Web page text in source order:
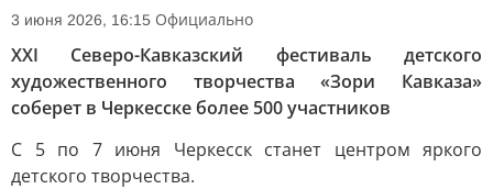
3 июня 2026, 16:15 Официально
XXI Северо-Кавказский фестиваль детского
художественного творчества «Зори Кавказа»
соберет в Черкесске более 500 участников
С 5 по 7 июня Черкесск станет центром яркого
детского творчества.